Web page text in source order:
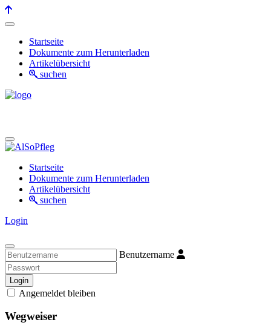
Startseite
Dokumente zum Herunterladen
Artikelübersicht
suchen
Startseite
Dokumente zum Herunterladen
Artikelübersicht
suchen
Login
Benutzername
Login
Angemeldet bleiben
Wegweiser